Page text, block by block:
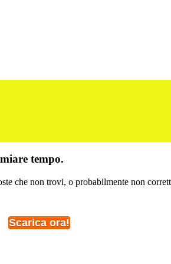
tempo.
che non trovi, o probabilmente non
Scarica ora!